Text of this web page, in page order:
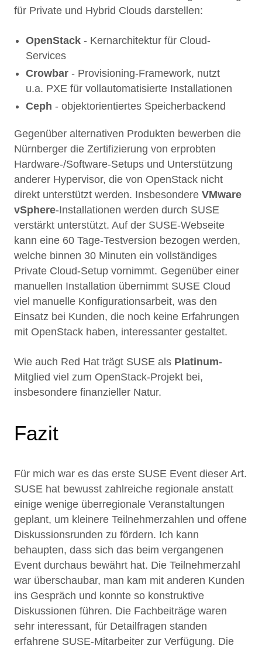
für Private und Hybrid Clouds darstellen:
OpenStack - Kernarchitektur für Cloud-
Services
Crowbar - Provisioning-Framework, nutzt
u.a. PXE für vollautomatisierte Installationen
Ceph - objektorientiertes Speicherbackend
Gegenüber alternativen Produkten bewerben die
Nürnberger die Zertifizierung von erprobten
Hardware-/Software-Setups und Unterstützung
anderer Hypervisor, die von OpenStack nicht
direkt unterstützt werden. Insbesondere VMware
vSphere-Installationen werden durch SUSE
verstärkt unterstützt. Auf der SUSE-Webseite
kann eine 60 Tage-Testversion bezogen werden,
welche binnen 30 Minuten ein vollständiges
Private Cloud-Setup vornimmt. Gegenüber einer
manuellen Installation übernimmt SUSE Cloud
viel manuelle Konfigurationsarbeit, was den
Einsatz bei Kunden, die noch keine Erfahrungen
mit OpenStack haben, interessanter gestaltet.
Wie auch Red Hat trägt SUSE als Platinum-
Mitglied viel zum OpenStack-Projekt bei,
insbesondere finanzieller Natur.
Fazit
Für mich war es das erste SUSE Event dieser Art.
SUSE hat bewusst zahlreiche regionale anstatt
einige wenige überregionale Veranstaltungen
geplant, um kleinere Teilnehmerzahlen und offene
Diskussionsrunden zu fördern. Ich kann
behaupten, dass sich das beim vergangenen
Event durchaus bewährt hat. Die Teilnehmerzahl
war überschaubar, man kam mit anderen Kunden
ins Gespräch und konnte so konstruktive
Diskussionen führen. Die Fachbeiträge waren
sehr interessant, für Detailfragen standen
erfahrene SUSE-Mitarbeiter zur Verfügung. Die